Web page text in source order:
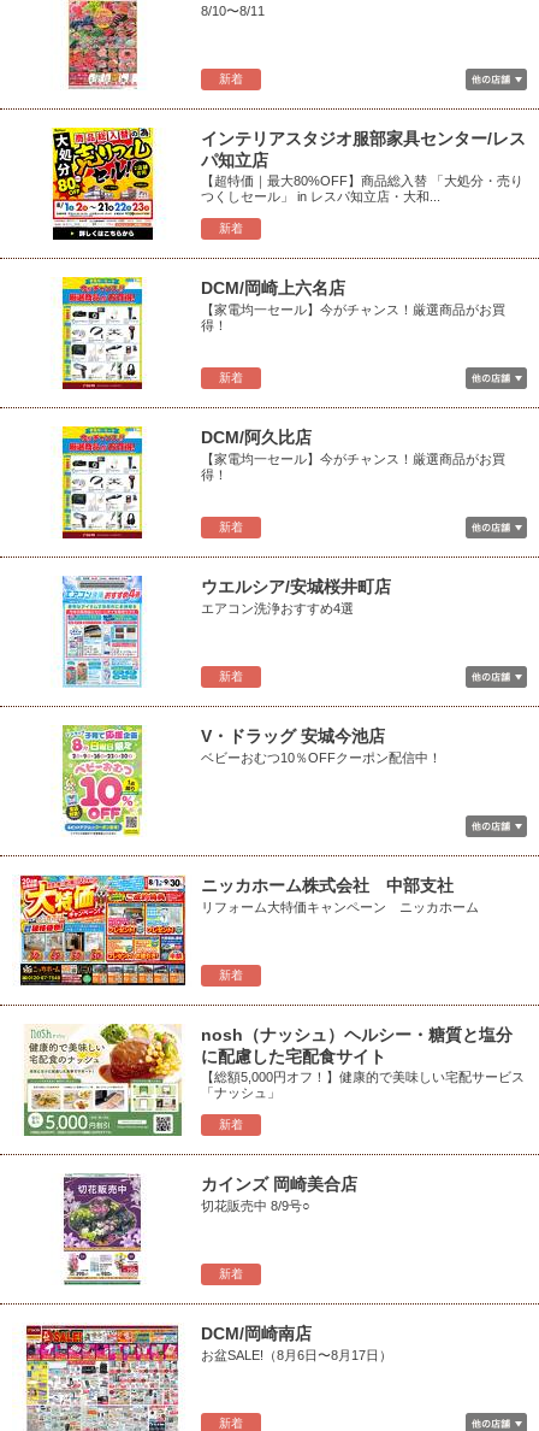
新着
8/10〜8/11
新着
インテリアスタジオ服部家具センター/レス
パ知立店
【超特価｜最大80%OFF】商品総入替 「大処分・売り
つくしセール」 in レスパ知立店・大和...
新着
DCM/岡崎上六名店
【家電均一セール】今がチャンス！厳選商品がお買
得！
新着
DCM/阿久比店
【家電均一セール】今がチャンス！厳選商品がお買
得！
新着
ウエルシア/安城桜井町店
エアコン洗浄おすすめ4選
V・ドラッグ 安城今池店
ベビーおむつ10％OFFクーポン配信中！
新着
ニッカホーム株式会社 中部支社
リフォーム大特価キャンペーン ニッカホーム
新着
nosh（ナッシュ）ヘルシー・糖質と塩分
に配慮した宅配食サイト
【総額5,000円オフ！】健康的で美味しい宅配サービス
「ナッシュ」
新着
カインズ 岡崎美合店
切花販売中 8/9号○
新着
DCM/岡崎南店
お盆SALE!（8月6日〜8月17日）